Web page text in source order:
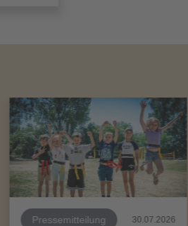
Pressemitteilung 30.07.2026